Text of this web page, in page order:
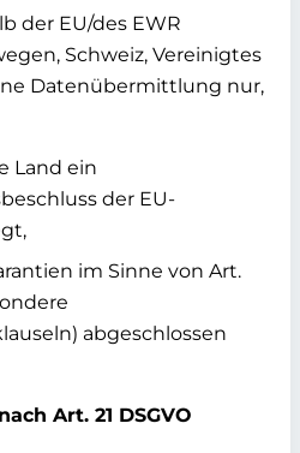
der EU/des EWR
Schweiz, Vereinigtes
Datenübermittlung nur,
Land ein
der EU-
im Sinne von Art.
abgeschlossen
Art. 21 DSGVO